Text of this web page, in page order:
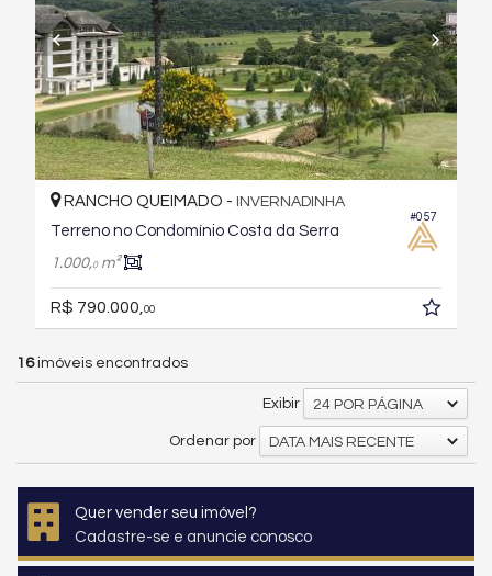
#057
RANCHO QUEIMADO - INVERNADINHA
Terreno no Condomínio Costa da Serra
1.000,0m²
R$ 790.000, 00
16imóveis encontrados
Exibir 24 POR PÁGINA
Ordenar por DATA MAIS RECENTE
Quer vender seu imóvel?
Cadastre-se e anuncie conosco